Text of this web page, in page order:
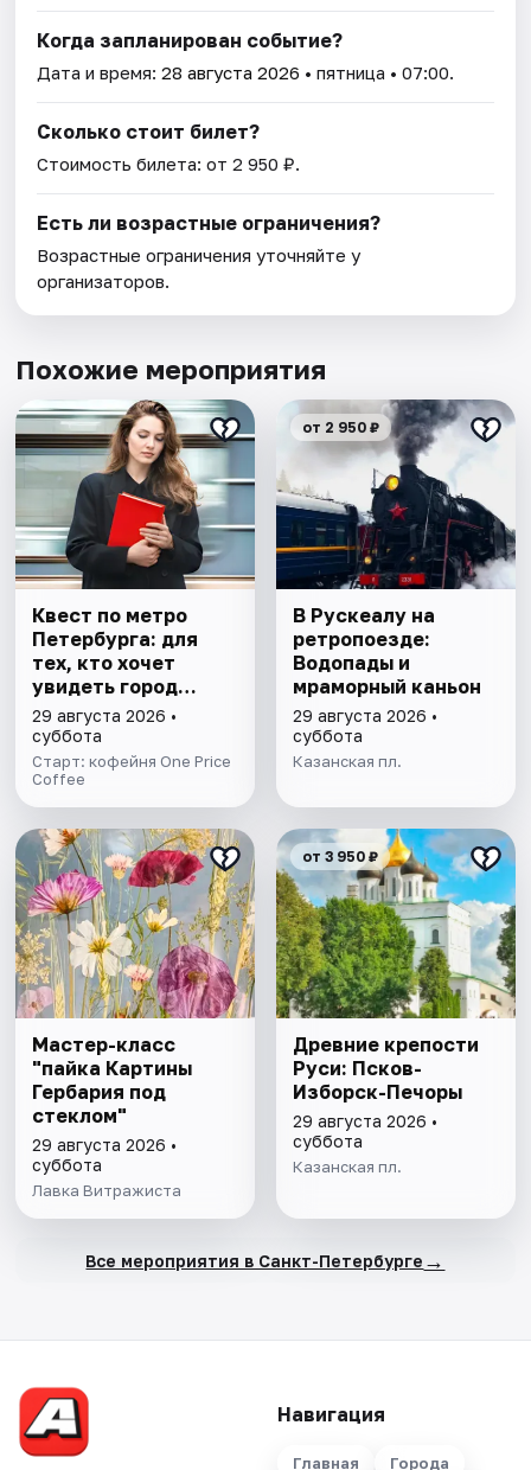
Когда запланирован событие?
Дата и время:28 августа 2026 • пятница • 07:00.
Сколько стоит билет?
Стоимость билета: от 2 950 ₽.
Есть ли возрастные ограничения?
Возрастные ограничения уточняйте у
организаторов.
Похожие мероприятия
Квест по метро
Петербурга: для
тех, кто хочет
увидеть город
иначе
29 августа 2026 •
суббота
Старт: кофейня One Price
Coffee
от 2 950 ₽
В Рускеалу на
ретропоезде:
Водопады и
мраморный каньон
29 августа 2026 •
суббота
Казанская пл.
Мастер-класс
"пайка Картины
Гербария под
стеклом"
29 августа 2026 •
суббота
Лавка Витражиста
от 3 950 ₽
Древние крепости
Руси: Псков-
Изборск-Печоры
29 августа 2026 •
суббота
Казанская пл.
Все мероприятия в Санкт-Петербурге →
Навигация
Главная Города